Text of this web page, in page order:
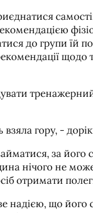
до групи їй
щодо
гору, -
за його
нічого не
отримати
що його